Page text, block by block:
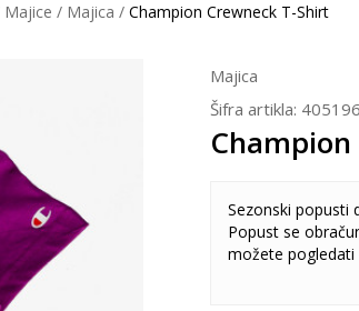
Majice Majica Champion Crewneck T-Shirt
Majica
Šifra artikla:
Sezonski popusti
Popust se
možete pogledati